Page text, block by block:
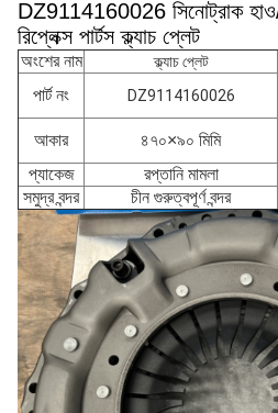
DZ9114160026 সিনোট্রাক হাও/
রিপ্লেক্স পার্টস ক্ল্যাচ প্লেট
অংশের নাম ক্ল্যাচ প্লেট
পার্ট নং DZ9114160026
আকার ৪৭০×৯০ মিমি
প্যাকেজ
রপ্তানি মামলা
সমুদ্র বন্দর
চীন গুরুত্বপূর্ণ বন্দর